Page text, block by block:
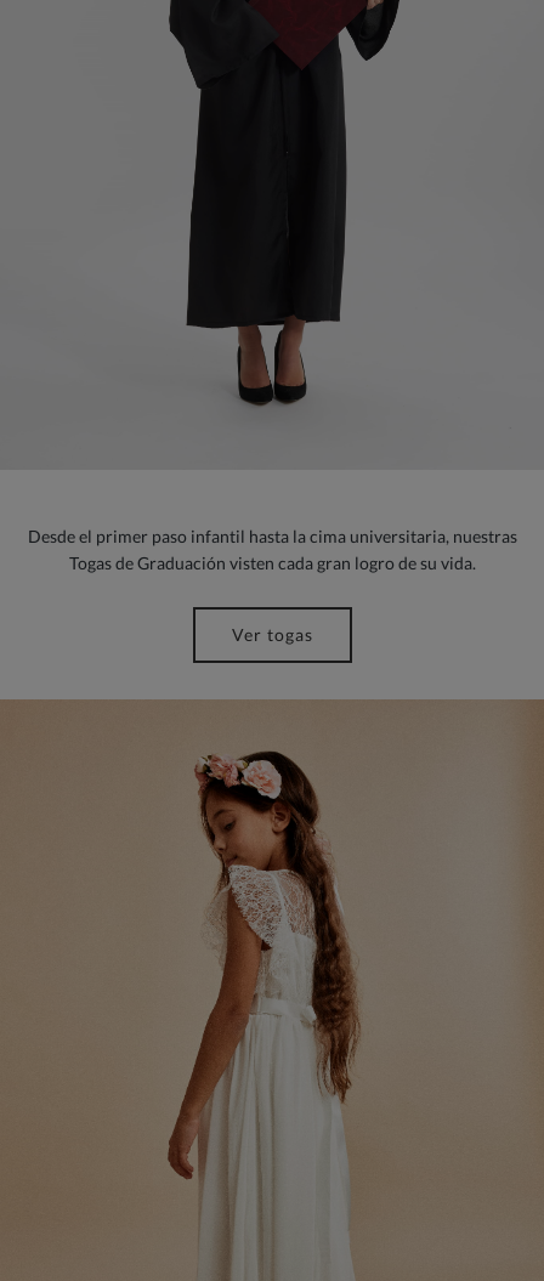
Desde el primer paso infantil hasta la cima universitaria, nuestras
Togas de Graduación visten cada gran logro de su vida.
Ver togas